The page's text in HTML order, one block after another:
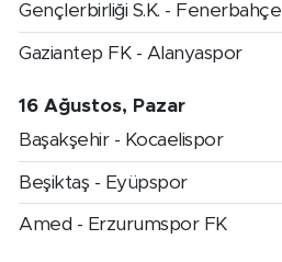
Gençlerbirliği S.K. - Fenerbahçe
Gaziantep FK - Alanyaspor
16 Ağustos, Pazar
Başakşehir - Kocaelispor
Beşiktaş - Eyüpspor
Amed - Erzurumspor FK